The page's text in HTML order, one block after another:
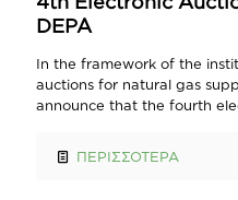
DEPA
In the framework of the
auctions for natural gas
announce that the fourth
ΠΕΡΙΣΣΟΤΕΡΑ